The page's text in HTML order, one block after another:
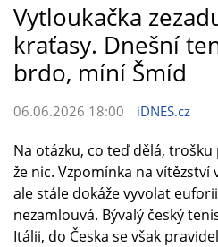
Vytloukačka
kraťasy. Dnešní
brdo, míní Šmíd
06.06.2026 18:00 iDNES.cz
Na otázku, co teď dělá,
že nic. Vzpomínka na
ale stále dokáže vyvolat
nezamlouvá. Bývalý český
Itálii, do Česka se však